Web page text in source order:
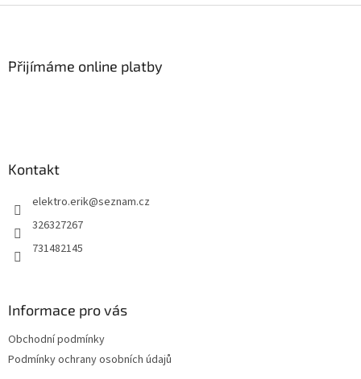
Přijímáme online platby
Kontakt
elektro.erik@seznam.cz
326327267
731482145
Informace pro vás
Obchodní podmínky
Podmínky ochrany osobních údajů